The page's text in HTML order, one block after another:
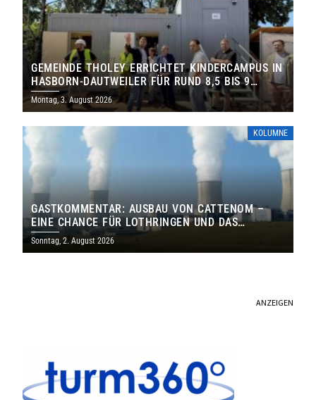
GEMEINDE THOLEY ERRICHTET KINDERCAMPUS IN
HASBORN-DAUTWEILER FÜR RUND 8,5 BIS 9
MILLIONEN EURO
Montag, 3. August 2026
KOLUMNE
GASTKOMMENTAR: AUSBAU VON CATTENOM –
EINE CHANCE FÜR LOTHRINGEN UND DAS
SAARLAND
Sonntag, 2. August 2026
ANZEIGEN